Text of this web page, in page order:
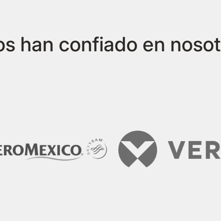
han confiado en